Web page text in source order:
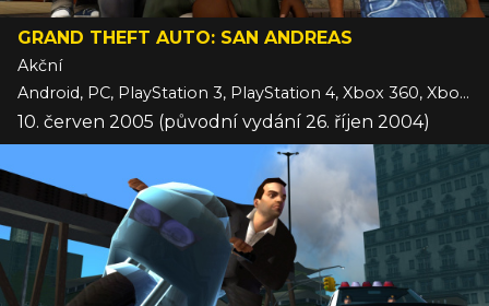
GRAND THEFT AUTO: SAN ANDREAS
Akční
Android, PC, PlayStation 3, PlayStation 4, Xbox 360, Xbox One, iOS
10. červen 2005 (původní vydání 26. říjen 2004)